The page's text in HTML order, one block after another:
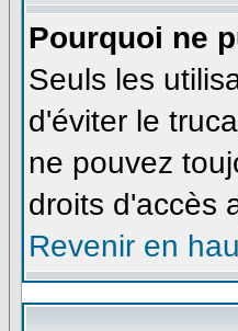
Pourquoi ne
Seuls les
d'éviter le
ne pouvez
droits d'accès
Revenir en